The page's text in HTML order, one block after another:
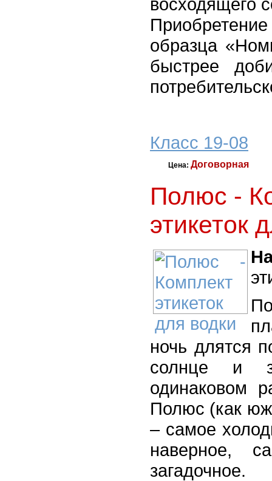
образца
быстрее
Класс 19-08
Цена: Договорная
Полюс -
этикеток
ночь длятся
солнце и
одинаковом
Полюс (как
– самое
наверное,
загадочное.